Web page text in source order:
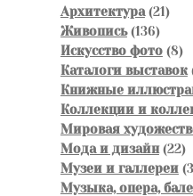
Архитектура 2121
Живопись 136136
Искусство фото 88
Каталоги выставок
Книжные
Коллекции и
Мировая
Мода и дизайн 2222
Музеи и галлереи
Музыка, опера,